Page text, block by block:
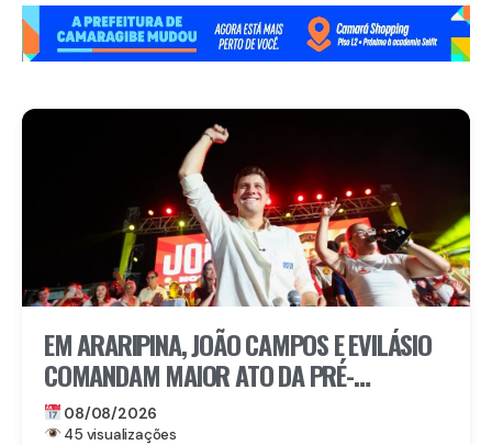
EM ARARIPINA, JOÃO CAMPOS E EVILÁSIO
COMANDAM MAIOR ATO DA PRÉ-
CAMPANHA NO SERTÃO
08/08/2026
45 visualizações